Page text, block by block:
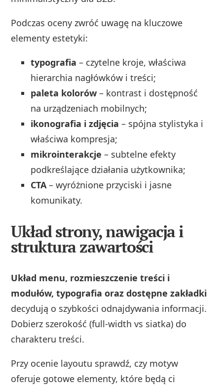
Podczas oceny zwróć uwagę na kluczowe
elementy estetyki:
typografia – czytelne kroje, właściwa
hierarchia nagłówków i treści;
paleta kolorów – kontrast i dostępność
na urządzeniach mobilnych;
ikonografia i zdjęcia – spójna stylistyka i
właściwa kompresja;
mikrointerakcje – subtelne efekty
podkreślające działania użytkownika;
CTA– wyróżnione przyciski i jasne
komunikaty.
Układ strony, nawigacja i
struktura zawartości
Układ menu, rozmieszczenie treści i
modułów, typografia oraz dostępne zakładki
decydują o szybkości odnajdywania informacji.
Dobierz szerokość (full‑width vs siatka) do
charakteru treści.
Przy ocenie layoutu sprawdź, czy motyw
oferuje gotowe elementy, które będą ci